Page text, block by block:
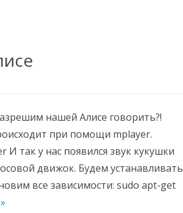
нашей Алисе говорить?!
при помощи mplayer.
так у нас появился звук кукушки
движок. Будем устанавливать
все зависимости: sudo apt-get